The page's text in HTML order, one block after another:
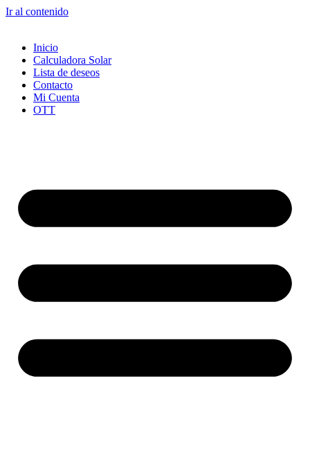
Ir al contenido
Inicio
Calculadora Solar
Lista de deseos
Contacto
Mi Cuenta
OTT